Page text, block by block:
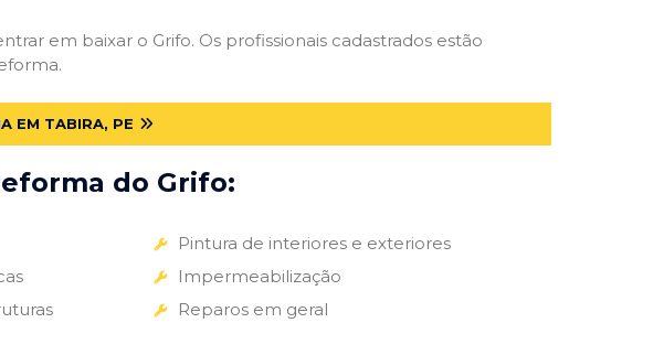
em baixar o Grifo. Os profissionais cadastrados estão
EM TABIRA, PE
do Grifo:
Pintura de interiores e exteriores
Impermeabilização
Reparos em geral